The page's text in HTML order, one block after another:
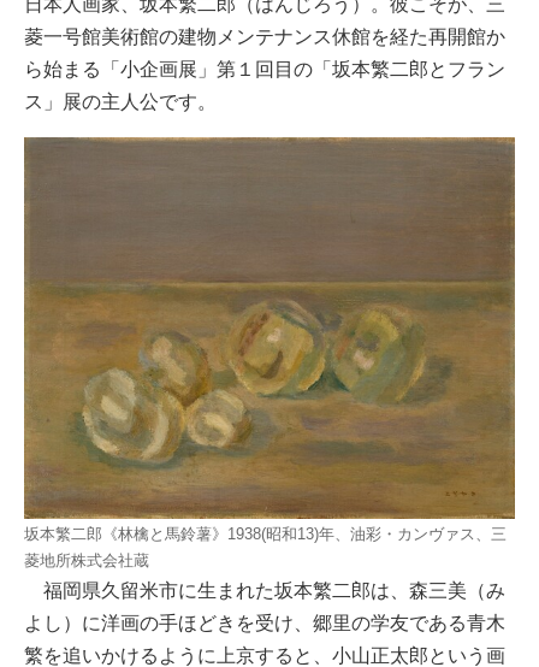
日本人画家、坂本繁二郎（はんじろう）。彼こそが、三
菱一号館美術館の建物メンテナンス休館を経た再開館か
ら始まる「小企画展」第１回目の「坂本繁二郎とフラン
ス」展の主人公です。
坂本繁二郎《林檎と馬鈴薯》1938(昭和13)年、油彩・カンヴァス、三
菱地所株式会社蔵
福岡県久留米市に生まれた坂本繁二郎は、森三美（み
よし）に洋画の手ほどきを受け、郷里の学友である青木
繁を追いかけるように上京すると、小山正太郎という画